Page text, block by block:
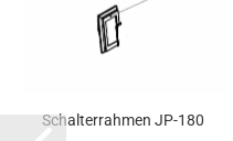
Schal­ter­rah­men JP-​180